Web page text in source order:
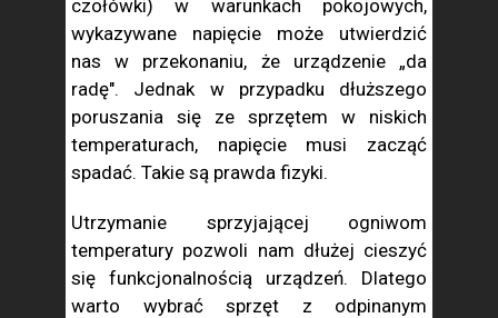
czołówki) w warunkach pokojowych,
wykazywane napięcie może utwierdzić
nas w przekonaniu, że urządzenie „da
radę". Jednak w przypadku dłuższego
poruszania się ze sprzętem w niskich
temperaturach, napięcie musi zacząć
spadać. Takie są prawda fizyki.
Utrzymanie sprzyjającej ogniwom
temperatury pozwoli nam dłużej cieszyć
się funkcjonalnością urządzeń. Dlatego
warto wybrać sprzęt z odpinanym